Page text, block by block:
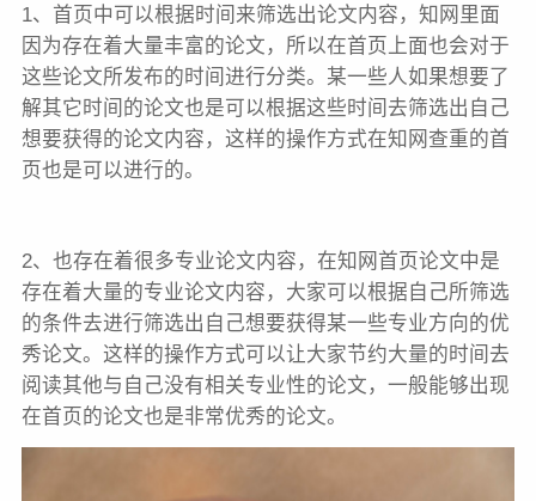
1、首页中可以根据时间来筛选出论文内容，知网里面
因为存在着大量丰富的论文，所以在首页上面也会对于
这些论文所发布的时间进行分类。某一些人如果想要了
解其它时间的论文也是可以根据这些时间去筛选出自己
想要获得的论文内容，这样的操作方式在知网查重的首
页也是可以进行的。
2、也存在着很多专业论文内容，在知网首页论文中是
存在着大量的专业论文内容，大家可以根据自己所筛选
的条件去进行筛选出自己想要获得某一些专业方向的优
秀论文。这样的操作方式可以让大家节约大量的时间去
阅读其他与自己没有相关专业性的论文，一般能够出现
在首页的论文也是非常优秀的论文。